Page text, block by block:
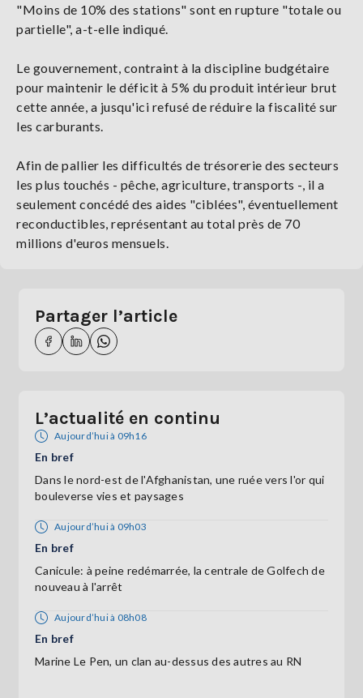
"Moins de 10% des stations" sont en rupture "totale ou
partielle", a-t-elle indiqué.
Le gouvernement, contraint à la discipline budgétaire
pour maintenir le déficit à 5% du produit intérieur brut
cette année, a jusqu'ici refusé de réduire la fiscalité sur
les carburants.
Afin de pallier les difficultés de trésorerie des secteurs
les plus touchés - pêche, agriculture, transports -, il a
seulement concédé des aides "ciblées", éventuellement
reconductibles, représentant au total près de 70
millions d'euros mensuels.
Partager l’article
L’actualité en continu
Aujourd’hui à 09h16
En bref
Dans le nord-est de l'Afghanistan, une ruée vers l'or qui
bouleverse vies et paysages
Aujourd’hui à 09h03
En bref
Canicule: à peine redémarrée, la centrale de Golfech de
nouveau à l'arrêt
Aujourd’hui à 08h08
En bref
Marine Le Pen, un clan au-dessus des autres au RN